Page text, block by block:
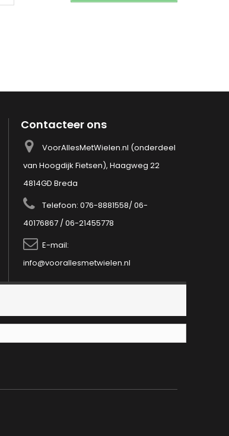
Contacteer ons
VoorAllesMetWielen.nl (onderdeel
van Hoogdijk Fietsen), Haagweg 22
4814GD Breda
Telefoon: 076-8881558/ 06-
40176867 / 06-21455778
E-mail:
info@voorallesmetwielen.nl